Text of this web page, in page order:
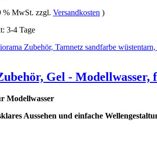
% MwSt. zzgl. Versandkosten )
3-4 Tage
Gel - Modellwasser,
Modellwasser
Aussehen und einfache